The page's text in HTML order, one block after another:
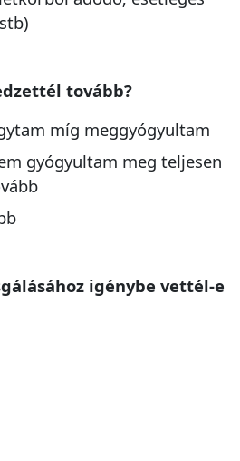
tovább?
míg meggyógyultam
gyógyultam meg teljesen
igénybe vettél-e